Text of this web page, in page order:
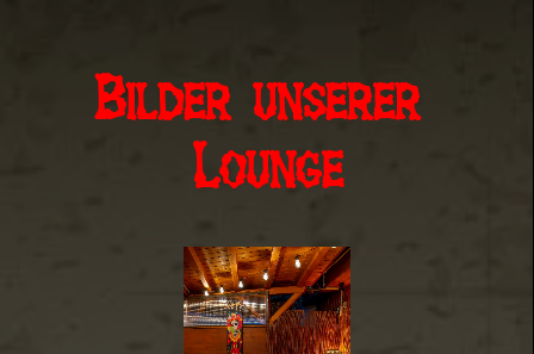
Bilder unserer
Lounge